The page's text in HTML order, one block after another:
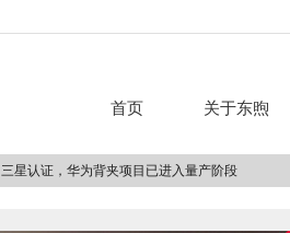
首页 关于东煦
星认证，华为背夹项目已进入量产阶段